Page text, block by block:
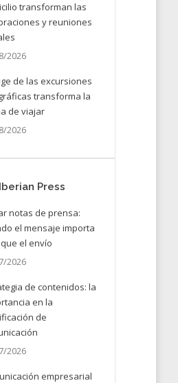
transforman las
y reuniones
2026
de las excursiones
transforma la
de viajar
2026
Press
notas de prensa:
el mensaje importa
el envío
2026
de contenidos: la
en la
de
2026
empresarial